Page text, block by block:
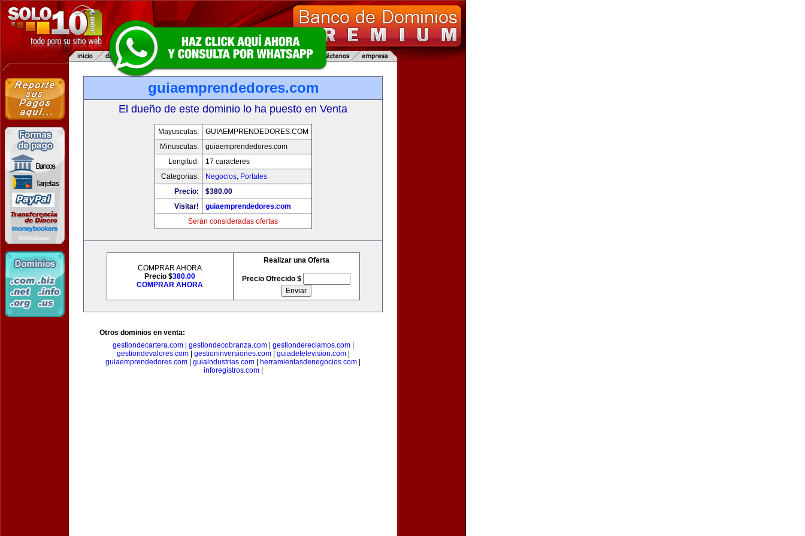
guiaemprendedores.com
El dueño de este dominio lo ha puesto en Venta
Mayusculas:
GUIAEMPRENDEDORES.COM
Minusculas:
guiaemprendedores.com
Longitud:
17 caracteres
Categorias:
Negocios, Portales
Precio:
$380.00
Visitar!
guiaemprendedores.com
Serán consideradas ofertas
COMPRAR AHORA
Precio $380.00
COMPRAR AHORA
Realizar una Oferta
Precio Ofrecido $
Otros dominios en venta:
gestiondecartera.com| gestiondecobranza.com| gestiondereclamos.com|
gestiondevalores.com| gestioninversiones.com| guiadetelevision.com|
guiaemprendedores.com
guiaindustrias.com herramientasdenegocios.com
inforegistros.com|